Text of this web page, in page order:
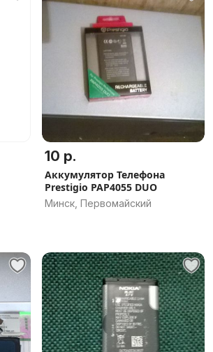
10 р.
Аккумулятор Телефона
Prestigio PAP4055 DUO
Минск, Первомайский